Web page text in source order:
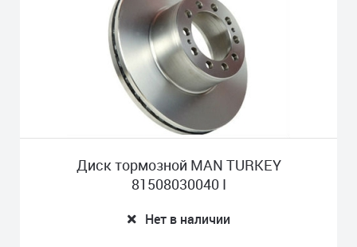
Диск тормозной MAN TURKEY
81508030040 I
Нет в наличии